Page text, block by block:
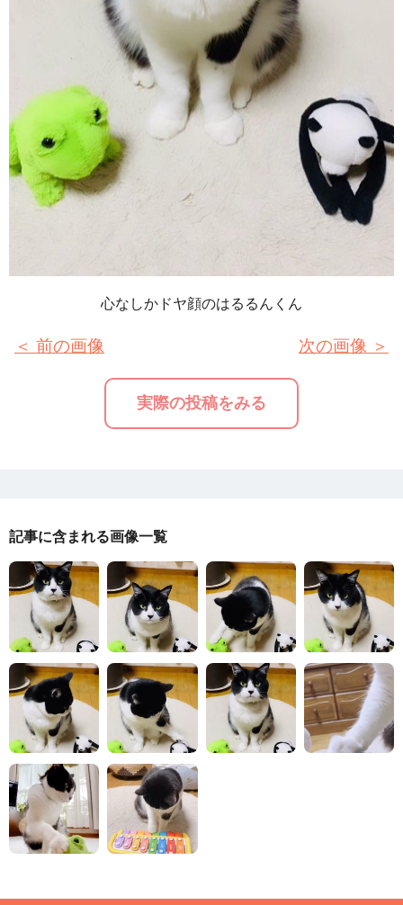
心なしかドヤ顔のはるるんくん
＜ 前の画像
実際の投稿をみる
次の画像 ＞
記事に含まれる画像一覧